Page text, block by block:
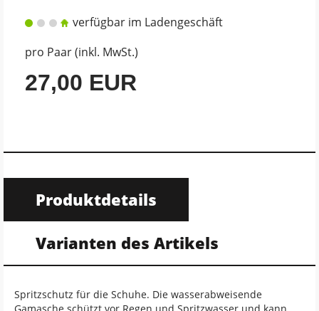
verfügbar im Ladengeschäft
pro Paar (inkl. MwSt.)
27,00 EUR
Produktdetails
Varianten des Artikels
Spritzschutz für die Schuhe. Die wasserabweisende